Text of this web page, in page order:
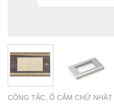
CÔNG TẮC, Ổ CẮM CHỮ NHẬT